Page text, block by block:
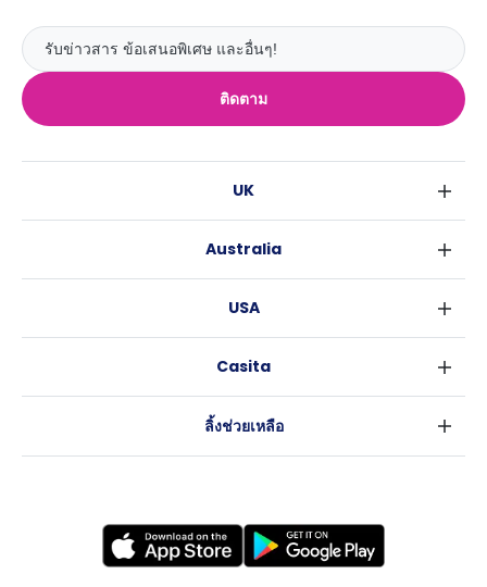
ติดตาม
UK
เอดินเบอระ
ลีดส์
โคเวนทรี
เลสเตอร์
Australia
บริสเบน
อะเดลายด์
USA
แอตแลนตา
Casita
ลิ้งช่วยเหลือ